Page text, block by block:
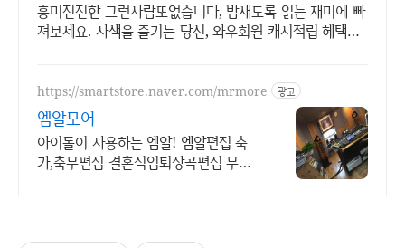
흥미진진한 그런사람또없습니다, 밤새도록 읽는 재미에 빠
져보세요. 사색을 즐기는 당신, 와우회원 캐시적립 혜택으
https://smartstore.naver.com/mrmore 광고
엠알모어
아이돌이 사용하는 엠알! 엠알편집 축
가,축무편집 결혼식입퇴장곡편집 무용,